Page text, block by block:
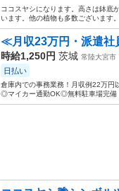
ココスヤシになります。高さは鉢底
います。他の植物も多数ございます
≪月収23万円・派遣
時給1,250円 茨城 常陸大宮市
日払い
倉庫内での事務業務！月収例22万
◎マイカー通勤OK◎無料駐車場完備